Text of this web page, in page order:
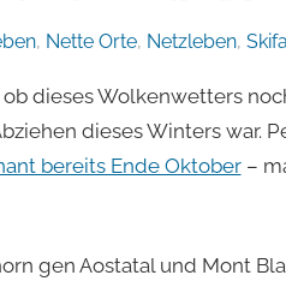
, Nette Orte, Netzleben,
dieses Wolkenwetters
dieses Winters war.
bereits Ende Oktober–
gen Aostatal und Mont